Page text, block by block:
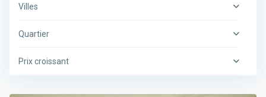
Villes
Quartier
Prix croissant